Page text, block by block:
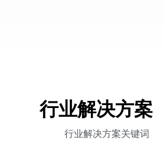
行业解决方案
行业解决方案关键词